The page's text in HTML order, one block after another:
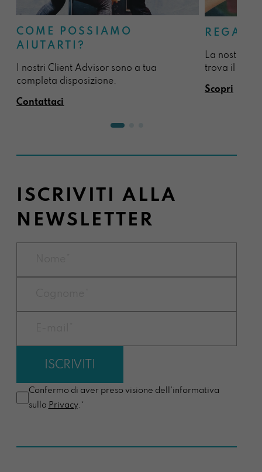
COME POSSIAMO
AIUTARTI?
I nostri Client Advisor sono a tua
completa disposizione.
Contattaci
La nostra
trova il
Scopri
ISCRIVITI ALLA
NEWSLETTER
Confermo di aver preso visione dell'informativa
sulla Privacy.*